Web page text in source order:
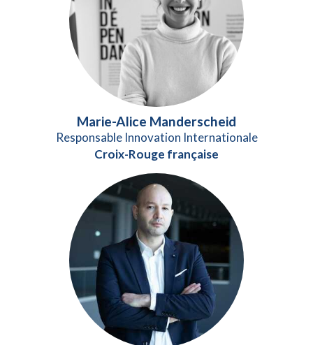
Marie-Alice Manderscheid
Responsable Innovation Internationale
Croix-Rouge française